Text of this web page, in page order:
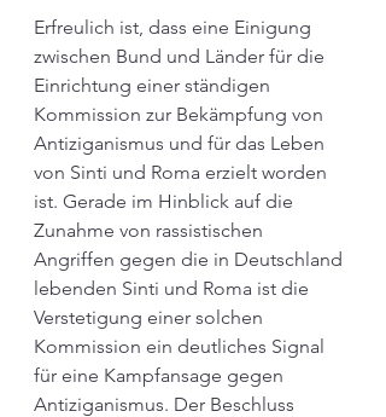
Erfreulich ist, dass eine Einigung
zwischen Bund und Länder für die
Einrichtung einer ständigen
Kommission zur Bekämpfung von
Antiziganismus und für das Leben
von Sinti und Roma erzielt worden
ist. Gerade im Hinblick auf die
Zunahme von rassistischen
Angriffen gegen die in Deutschland
lebenden Sinti und Roma ist die
Verstetigung einer solchen
Kommission ein deutliches Signal
für eine Kampfansage gegen
Antiziganismus. Der Beschluss